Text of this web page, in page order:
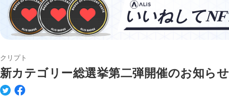
クリプト
新カテゴリー総選挙第二弾開催のお知らせ